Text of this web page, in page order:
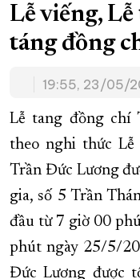
THẾ GIỚI MULTIMEDIA
PODCAST THÔNG TIN -
TRƯỜNG SA BIỂN ĐẢO
CHUNG TAY CẢI CÁCH
XÂY DỰNG NÔNG THÔN
TÀU - XE - MÁY BAY
KỶ NIỆM 370 NĂM XÂY
KHOẢNH KHẮC ĐẸP XỨ
XÂY DỰNG KHÁNH HÒA
Lễ viếng,
táng đồng
19:55, 23/05/
Lễ tang đồng chí
theo nghi thức Lễ
Trần Đức Lương
gia, số 5 Trần
đầu từ 7 giờ 00
phút ngày 25/5/
Đức Lương được